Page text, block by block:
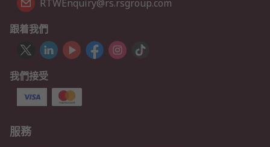
RTWEnquiry@rs.rsgroup.com
跟着我們
我們接受
服務